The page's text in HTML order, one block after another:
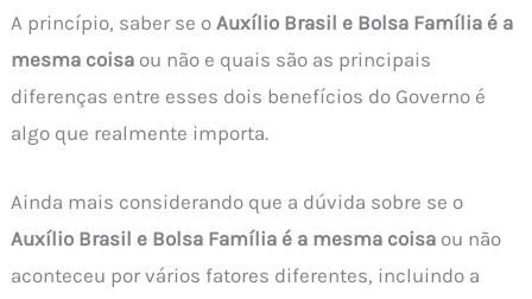
A princípio, saber se oAuxílio Brasil e Bolsa Família é a
mesma coisa ou não e quais são as principais
diferenças entre esses dois benefícios do Governo é
algo que realmente importa.
Ainda mais considerando que a dúvida sobre se o
Auxílio Brasil e Bolsa Família é a mesma coisa ou não
aconteceu por vários fatores diferentes, incluindo a